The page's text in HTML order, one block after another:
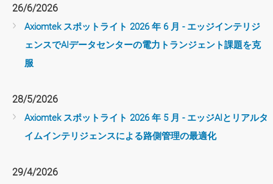
*Products Interest
Industrial and Embedded Computer
Touch Panel Computer
セキュリティコード
送信いただく前に 弊社プライバシーポリシーをお読み下さい。
26/6/2026
Axiomtek スポットライト 2026 年 6 月 - エッジインテリジ
ェンスでAIデータセンターの電力トランジェント課題を克
服
28/5/2026
Axiomtek スポットライト 2026 年 5 月 - エッジAIとリアルタ
イムインテリジェンスによる路側管理の最適化
29/4/2026